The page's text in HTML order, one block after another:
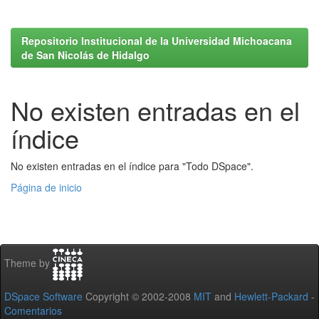
Repositorio Institucional de la Universidad Michoacana
de San Nicolás de Hidalgo
No existen entradas en el
índice
No existen entradas en el índice para "Todo DSpace".
Página de inicio
Theme by
DSpace Software Copyright © 2002-2008 MIT and Hewlett-Packard -
Comentarios